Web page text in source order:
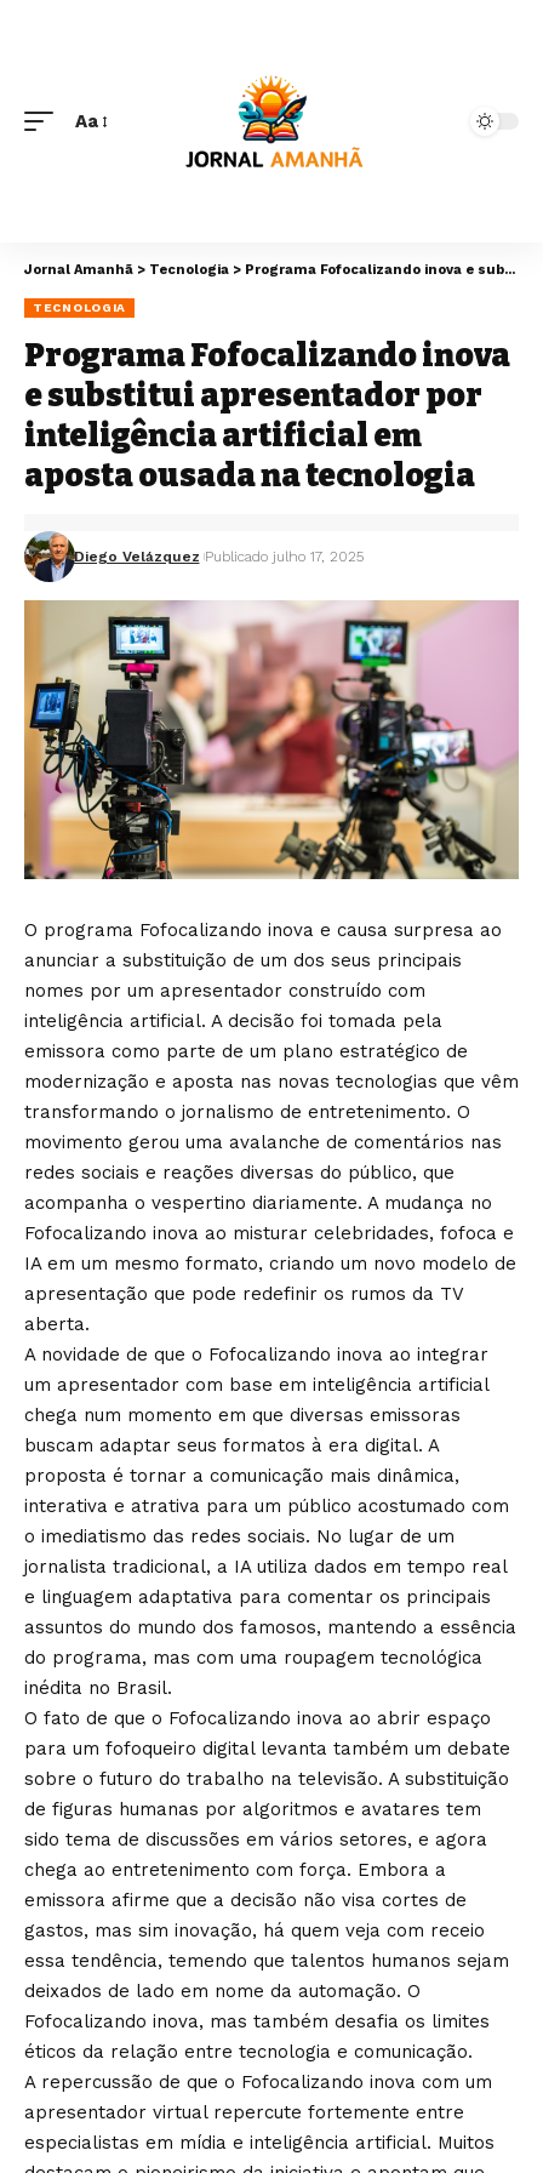
Aa
Jornal Amanhã > Tecnologia > Programa Fofocalizando inova e substitui apresentador por inteligência artificial em aposta ousada na tecnologia
TECNOLOGIA
Programa Fofocalizando inova
e substitui apresentador por
inteligência artificial em
aposta ousada na tecnologia
Diego Velázquez Publicado julho 17, 2025
O programa Fofocalizando inova e causa surpresa ao
anunciar a substituição de um dos seus principais
nomes por um apresentador construído com
inteligência artificial. A decisão foi tomada pela
emissora como parte de um plano estratégico de
modernização e aposta nas novas tecnologias que vêm
transformando o jornalismo de entretenimento. O
movimento gerou uma avalanche de comentários nas
redes sociais e reações diversas do público, que
acompanha o vespertino diariamente. A mudança no
Fofocalizando inova ao misturar celebridades, fofoca e
IA em um mesmo formato, criando um novo modelo de
apresentação que pode redefinir os rumos da TV
aberta.
A novidade de que o Fofocalizando inova ao integrar
um apresentador com base em inteligência artificial
chega num momento em que diversas emissoras
buscam adaptar seus formatos à era digital. A
proposta é tornar a comunicação mais dinâmica,
interativa e atrativa para um público acostumado com
o imediatismo das redes sociais. No lugar de um
jornalista tradicional, a IA utiliza dados em tempo real
e linguagem adaptativa para comentar os principais
assuntos do mundo dos famosos, mantendo a essência
do programa, mas com uma roupagem tecnológica
inédita no Brasil.
O fato de que o Fofocalizando inova ao abrir espaço
para um fofoqueiro digital levanta também um debate
sobre o futuro do trabalho na televisão. A substituição
de figuras humanas por algoritmos e avatares tem
sido tema de discussões em vários setores, e agora
chega ao entretenimento com força. Embora a
emissora afirme que a decisão não visa cortes de
gastos, mas sim inovação, há quem veja com receio
essa tendência, temendo que talentos humanos sejam
deixados de lado em nome da automação. O
Fofocalizando inova, mas também desafia os limites
éticos da relação entre tecnologia e comunicação.
A repercussão de que o Fofocalizando inova com um
apresentador virtual repercute fortemente entre
especialistas em mídia e inteligência artificial. Muitos